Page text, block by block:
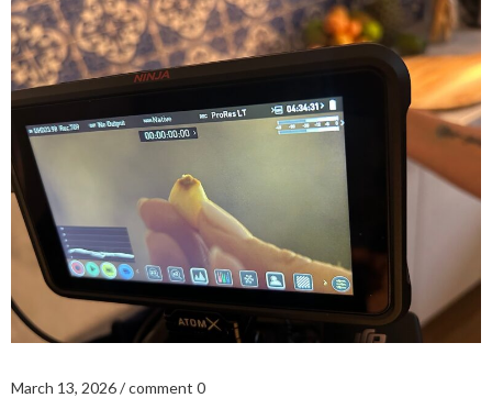
March 13, 2026 comment 0